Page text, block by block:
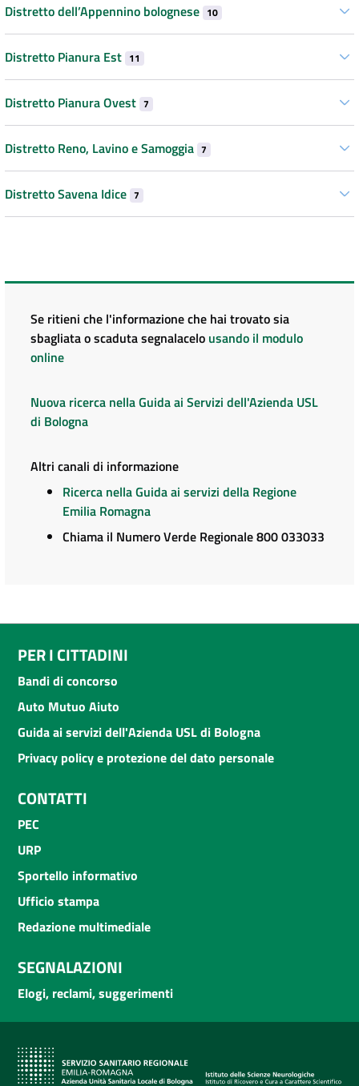
Distretto dell’Appennino bolognese 10
Distretto Pianura Est 11
Distretto Pianura Ovest 7
Distretto Reno, Lavino e Samoggia 7
Distretto Savena Idice 7
Se ritieni che l'informazione che hai trovato sia
sbagliata o scaduta segnalacelo usando il modulo
online
Nuova ricerca nella Guida ai Servizi dell'Azienda USL
di Bologna
Altri canali di informazione
Ricerca nella Guida ai servizi della Regione
Emilia Romagna
Chiama il Numero Verde Regionale 800 033033
PER I CITTADINI
Bandi di concorso
Auto Mutuo Aiuto
Guida ai servizi dell'Azienda USL di Bologna
Privacy policy e protezione del dato personale
CONTATTI
PEC
URP
Sportello informativo
Ufficio stampa
Redazione multimediale
SEGNALAZIONI
Elogi, reclami, suggerimenti